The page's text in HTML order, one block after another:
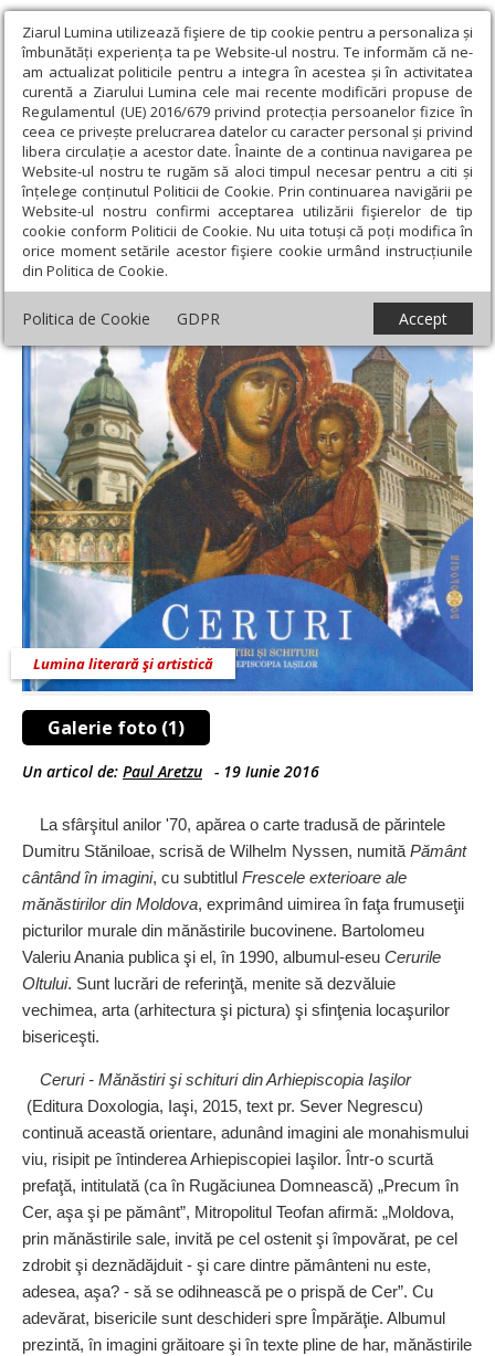
Ziarul Lumina utilizează fişiere de tip cookie pentru a personaliza și
îmbunătăți experiența ta pe Website-ul nostru. Te informăm că ne-
am actualizat politicile pentru a integra în acestea și în activitatea
curentă a Ziarului Lumina cele mai recente modificări propuse de
Regulamentul (UE) 2016/679 privind protecția persoanelor fizice în
ceea ce privește prelucrarea datelor cu caracter personal și privind
libera circulație a acestor date. Înainte de a continua navigarea pe
Website-ul nostru te rugăm să aloci timpul necesar pentru a citi și
înțelege conținutul Politicii de Cookie. Prin continuarea navigării pe
Website-ul nostru confirmi acceptarea utilizării fişierelor de tip
cookie conform Politicii de Cookie. Nu uita totuși că poți modifica în
orice moment setările acestor fişiere cookie urmând instrucțiunile
din Politica de Cookie.
Politica de Cookie GDPR Accept
Ziarul Lumina › Educaţie și Cultură › Lumina literară şi artistică ›
Un poem nesfârşit al mănăstirilor
Un poem nesfârşit al mănăstirilor
Galerie foto (1)
Lumina literară şi artistică
Un articol de: Paul Aretzu - 19 Iunie 2016
La sfârşitul anilor '70, apărea o carte tradusă de părintele
Dumitru Stăniloae, scrisă de Wilhelm Nyssen, numită Pământ
cântând în imagini, cu subtitlul Frescele exterioare ale
mănăstirilor din Moldova, exprimând uimirea în faţa frumuseţii
picturilor murale din mănăstirile bucovinene. Bartolomeu
Valeriu Anania publica şi el, în 1990, albumul‑eseu Cerurile
Oltului. Sunt lucrări de referinţă, menite să dezvăluie
vechimea, arta (arhitectura şi pictura) şi sfinţenia locaşurilor
bisericeşti.
Ceruri - Mănăstiri şi schituri din Arhiepiscopia Iaşilor
(Editura Doxologia, Iaşi, 2015, text pr. Sever Negrescu)
continuă această orientare, adunând ima­gini ale monahismului
viu, risipit pe întinderea Arhiepiscopiei Iaşilor. Într‑o scurtă
prefaţă, intitulată (ca în Rugăciunea Domnească) „Precum în
Cer, aşa şi pe pământ”, Mitropolitul Teofan afirmă: „Moldova,
prin mănăstirile sale, invită pe cel ostenit şi împovărat, pe cel
zdrobit şi deznădăjduit - şi care dintre pământeni nu este,
adesea, aşa? - să se odihnească pe o prispă de Cer”. Cu
adevărat, bisericile sunt deschideri spre Împărăţie. Albumul
prezintă, în imagini grăitoare şi în texte pline de har, mănăstirile